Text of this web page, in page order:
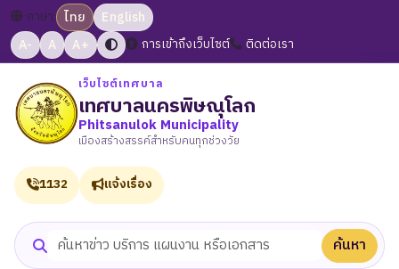
ภาษา: ไทย
English
A-
A A+ การเข้าถึงเว็บไซต์ ติดต่อเรา
เว็บไซต์เทศบาล
เทศบาลนครพิษณุโลก
Phitsanulok Municipality
เมืองสร้างสรรค์สำหรับคนทุกช่วงวัย
ค้นหาเว็บไซต์ ค้นหา
1132 แจ้งเรื่อง